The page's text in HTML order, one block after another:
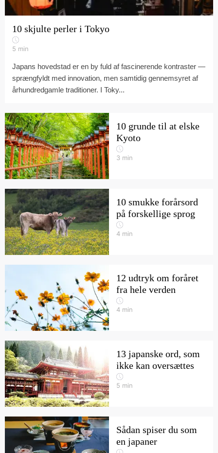
10 skjulte perler i Tokyo
5 min
Japans hovedstad er en by fuld af fascinerende kontraster —
sprængfyldt med innovation, men samtidig gennemsyret af
århundredgamle traditioner. I Toky...
10 grunde til at elske
Kyoto
3 min
10 smukke forårsord
på forskellige sprog
4 min
12 udtryk om foråret
fra hele verden
4 min
13 japanske ord, som
ikke kan oversættes
5 min
Sådan spiser du som
en japaner